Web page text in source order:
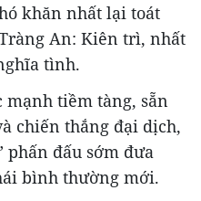
khăn nhất lại toát
An: Kiên trì, nhất
tình.
tiềm tàng, sẵn
chiến thắng đại dịch,
phấn đấu sớm đưa
bình thường mới.